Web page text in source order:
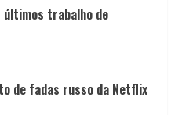
últimos trabalho de
de fadas russo da Netflix